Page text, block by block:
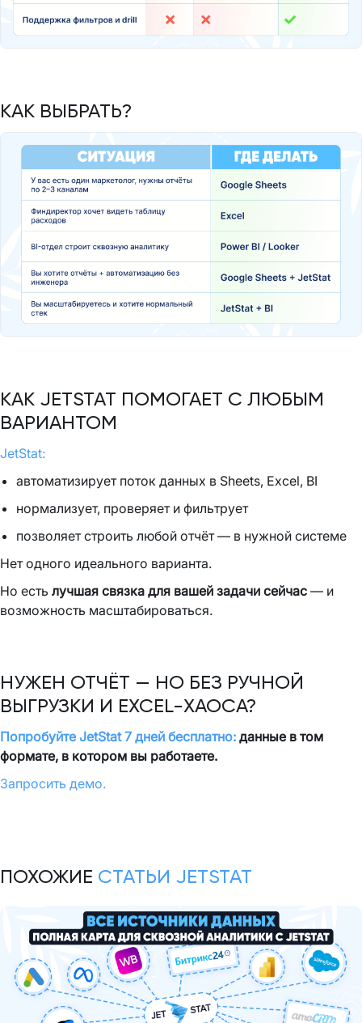
КАК ВЫБРАТЬ?
КАК JETSTAT ПОМОГАЕТ С ЛЮБЫМ
ВАРИАНТОМ
JetStat:
автоматизирует поток данных в Sheets, Excel, BI
нормализует, проверяет и фильтрует
позволяет строить любой отчёт — в нужной системе
Нет одного идеального варианта.
Но есть лучшая связка для вашей задачи сейчас — и
возможность масштабироваться.
НУЖЕН ОТЧЁТ — НО БЕЗ РУЧНОЙ
ВЫГРУЗКИ И EXCEL-ХАОСА?
Попробуйте JetStat 7 дней бесплатно: данные в том
формате, в котором вы работаете.
Запросить демо.
ПОХОЖИЕ СТАТЬИ JETSTAT